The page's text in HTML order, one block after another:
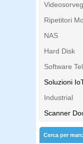
Ripetitori
NAS
Hard Disk
Software
Soluzioni
Industrial
Scanner
Cerca per